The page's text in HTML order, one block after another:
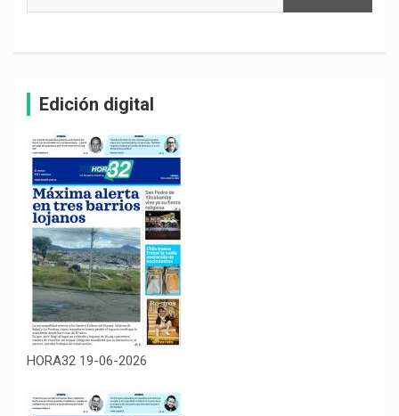
Edición digital
HORA32 19-06-2026